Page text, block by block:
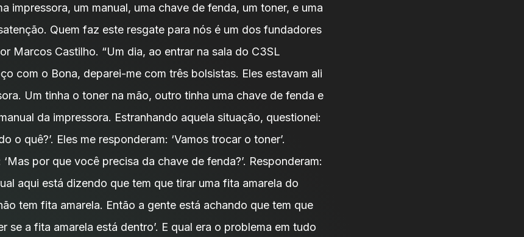
impressora, um manual, uma chave de fenda, um toner, e uma
Quem faz este resgate para nós é um dos fundadores
Marcos Castilho. “Um dia, ao entrar na sala do C3SL
com o Bona, deparei-me com três bolsistas. Eles estavam ali
Um tinha o toner na mão, outro tinha uma chave de fenda e
da impressora. Estranhando aquela situação, questionei:
o quê?’. Eles me responderam: ‘Vamos trocar o toner’.
por que você precisa da chave de fenda?’. Responderam:
aqui está dizendo que tem que tirar uma fita amarela do
tem fita amarela. Então a gente está achando que tem que
se a fita amarela está dentro’. E qual era o problema em tudo